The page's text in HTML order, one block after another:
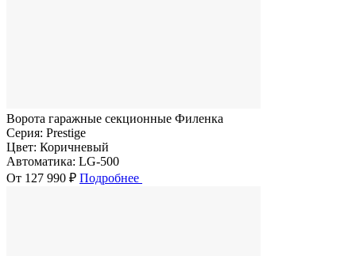
Ворота гаражные секционные Филенка
Серия: Prestige
Цвет: Коричневый
Автоматика: LG-500
От 127 990 ₽ Подробнее